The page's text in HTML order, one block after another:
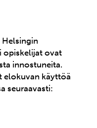
opiskelijat ovat
innostuneita.
elokuvan käyttöä
seuraavasti: